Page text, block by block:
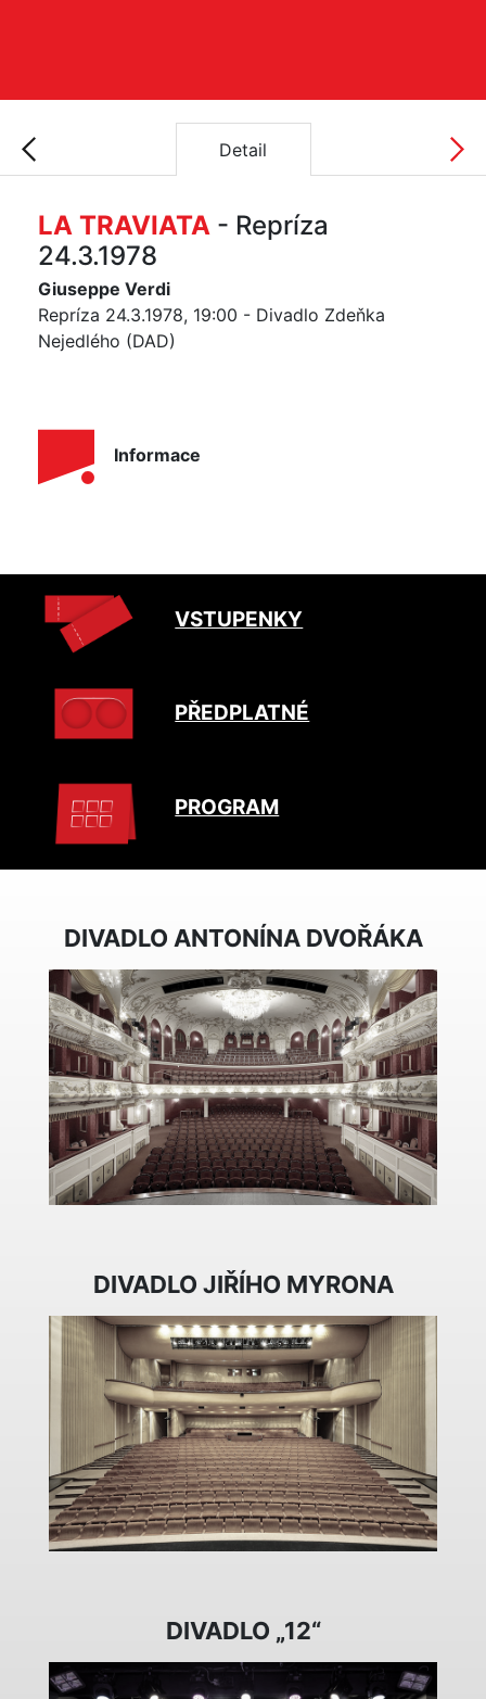
Detail
LA TRAVIATA - Repríza
24.3.1978
Giuseppe Verdi
Repríza 24.3.1978, 19:00 - Divadlo Zdeňka
Nejedlého (DAD)
Informace
VSTUPENKY
PŘEDPLATNÉ
PROGRAM
DIVADLO ANTONÍNA DVOŘÁKA
DIVADLO JIŘÍHO MYRONA
DIVADLO „12“